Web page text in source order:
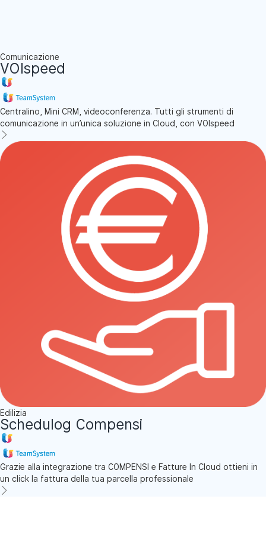
Comunicazione
VOIspeed
Centralino, Mini CRM, videoconferenza. Tutti gli strumenti di
comunicazione in un’unica soluzione in Cloud, con VOIspeed
Edilizia
Schedulog Compensi
Grazie alla integrazione tra COMPENSI e Fatture In Cloud ottieni in
un click la fattura della tua parcella professionale